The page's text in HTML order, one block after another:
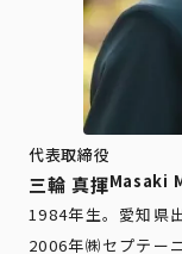
代表取締役
三輪 真揮Masaki
1984年生。愛知県出
2006年㈱セプテー